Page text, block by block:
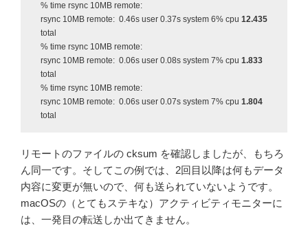
% time rsync 10MB remote:
rsync 10MB remote: 0.46s user 0.37s system 6% cpu 12.435
total
% time rsync 10MB remote:
rsync 10MB remote: 0.06s user 0.08s system 7% cpu 1.833
total
% time rsync 10MB remote:
rsync 10MB remote: 0.06s user 0.07s system 7% cpu 1.804
total
リモートのファイルの cksum を確認しましたが、もちろ
ん同一です。そしてこの例では、2回目以降は何もデータ
内容に変更が無いので、何も送られていないようです。
macOSの（とてもステキな）アクティビティモニターに
は、一発目の転送しか出てきません。